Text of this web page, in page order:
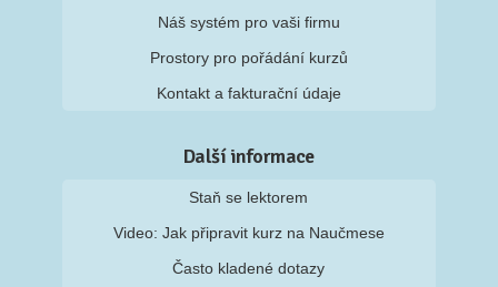
Náš systém pro vaši firmu
Prostory pro pořádání kurzů
Kontakt a fakturační údaje
Další informace
Staň se lektorem
Video: Jak připravit kurz na Naučmese
Často kladené dotazy